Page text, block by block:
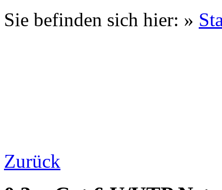
Sie befinden sich hier: »
Zurück